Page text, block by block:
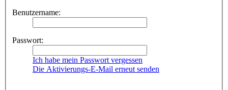
Benutzername:
Passwort:
Ich habe mein Passwort vergessen
Die Aktivierungs-E-Mail erneut senden